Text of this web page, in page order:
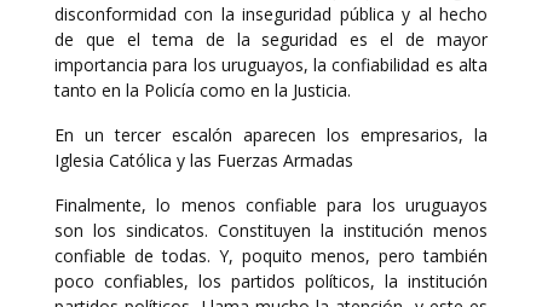
disconformidad con la inseguridad pública y al hecho
de que el tema de la seguridad es el de mayor
importancia para los uruguayos, la confiabilidad es alta
tanto en la Policía como en la Justicia.
En un tercer escalón aparecen los empresarios, la
Iglesia Católica y las Fuerzas Armadas
Finalmente, lo menos confiable para los uruguayos
son los sindicatos. Constituyen la institución menos
confiable de todas. Y, poquito menos, pero también
poco confiables, los partidos políticos, la institución